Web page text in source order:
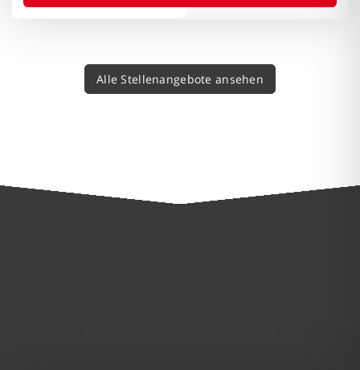
Alle Stellenangebote ansehen